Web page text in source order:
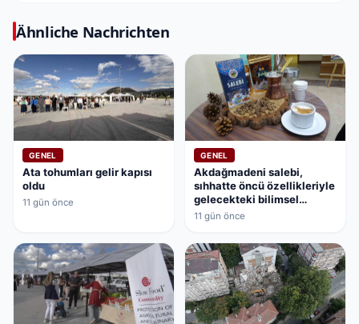
Ähnliche Nachrichten
GENEL
Ata tohumları gelir kapısı
oldu
11 gün önce
GENEL
Akdağmadeni salebi,
sıhhatte öncü özellikleriyle
gelecekteki bilimsel
çalışmaların kapısını
11 gün önce